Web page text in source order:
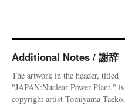
Additional Notes / 謝辞
The artwork in the header, titled
"JAPAN:Nuclear Power Plant," is
copyright artist Tomiyama Taeko.